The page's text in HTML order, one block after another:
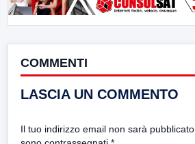
COMMENTI
LASCIA UN COMMENTO
Il tuo indirizzo email non sarà pubblicato.